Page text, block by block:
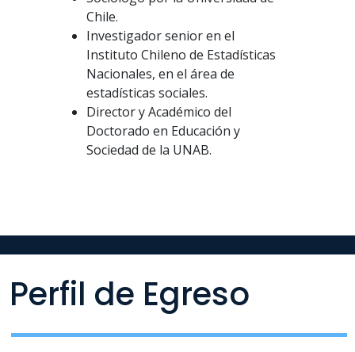
Chile.
Investigador senior en el
Instituto Chileno de Estadísticas
Nacionales, en el área de
estadísticas sociales.
Director y Académico del
Doctorado en Educación y
Sociedad de la UNAB.
Perfil de Egreso